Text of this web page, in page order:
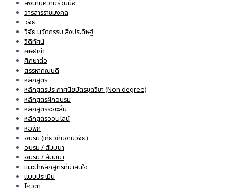
ลงนามความร่วมมือ
วารสารราชมงคล
วิจัย
วิจัย นวัตกรรม สิ่งประดิษฐ์
วีดิทัศน์
ศิษย์เก่า
ศึกษาต่อ
สรรหาคณบดี
หลักสูตร
หลักสูตรประกาศนียบัตรชุดวิชา (Non degree)
หลักสูตรฝึกอบรม
หลักสูตรระยะสั้น
หลักสูตรออนไลน์
หอพัก
อบรม (เกี่ยวกับงานวิจัย)
อบรม / สัมมนา
อมรม / สัมมนา
แนะนำหลักสูตรที่น่าสนใจ
แบบประเมิน
โควตา